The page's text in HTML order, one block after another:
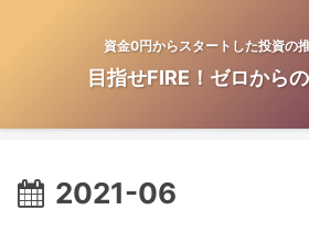
資金0円からスタートした投資の
目指せFIRE！ゼロから
2021-06